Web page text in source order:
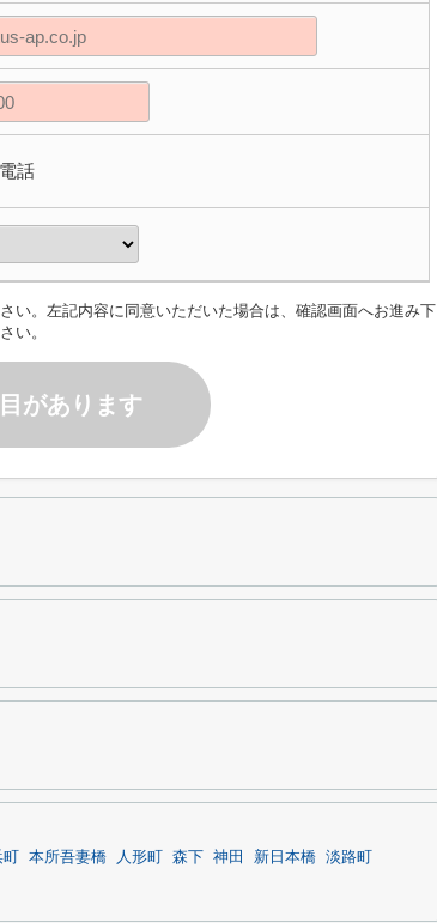
電話
い。左記内容に同意いただいた場合は、確認画面へお進み下
さい。
があります
本所吾妻橋 人形町 森下 神田 新日本橋 淡路町